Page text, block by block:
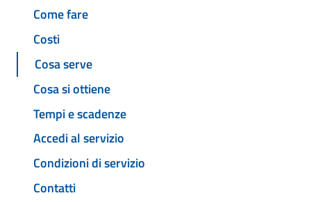
Come fare
Costi
Cosa serve
Cosa si ottiene
Tempi e scadenze
Accedi al servizio
Condizioni di servizio
Contatti